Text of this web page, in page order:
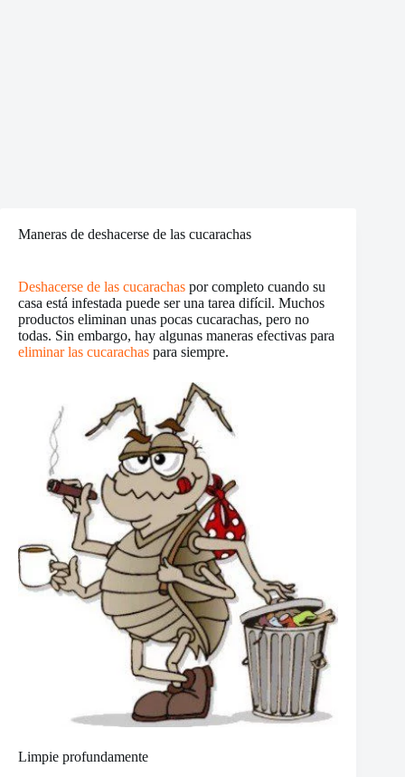
Maneras de deshacerse de las cucarachas
Deshacerse de las cucarachas por completo cuando su
casa está infestada puede ser una tarea difícil. Muchos
productos eliminan unas pocas cucarachas, pero no
todas. Sin embargo, hay algunas maneras efectivas para
eliminar las cucarachas para siempre.
Limpie profundamente